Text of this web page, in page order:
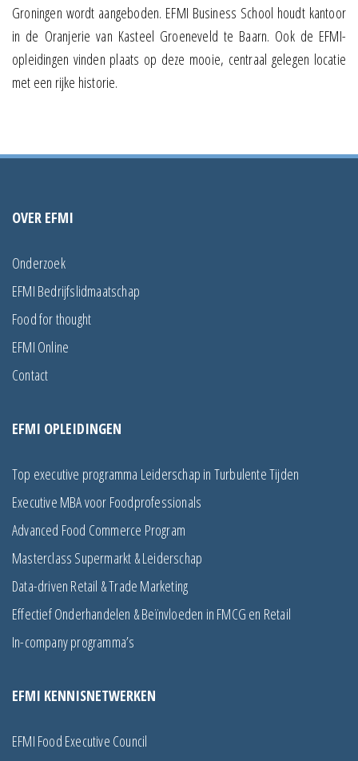
Groningen wordt aangeboden. EFMI Business School houdt kantoor
in de Oranjerie van Kasteel Groeneveld te Baarn. Ook de EFMI-
opleidingen vinden plaats op deze mooie, centraal gelegen locatie
met een rijke historie.
OVER EFMI
Onderzoek
EFMI Bedrijfslidmaatschap
Food for thought
EFMI Online
Contact
EFMI OPLEIDINGEN
Top executive programma Leiderschap in Turbulente Tijden
Executive MBA voor Foodprofessionals
Advanced Food Commerce Program
Masterclass Supermarkt & Leiderschap
Data-driven Retail & Trade Marketing
Effectief Onderhandelen & Beïnvloeden in FMCG en Retail
In-company programma’s
EFMI KENNISNETWERKEN
EFMI Food Executive Council